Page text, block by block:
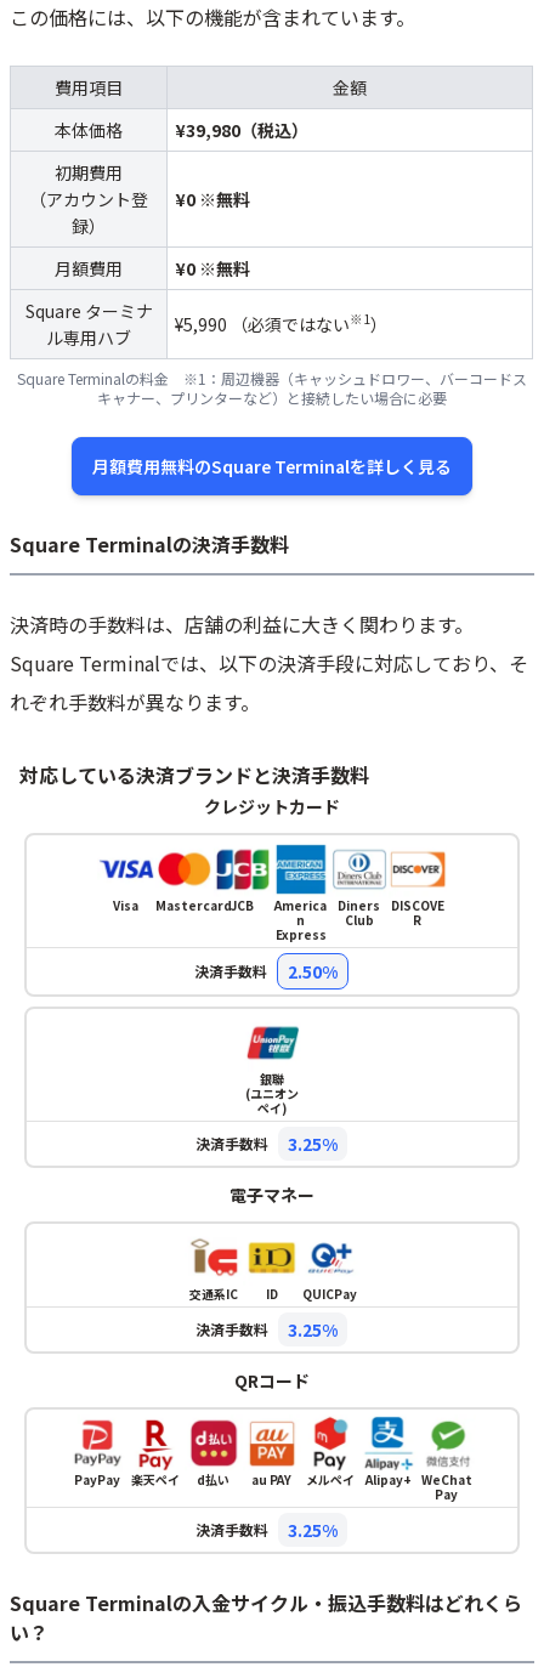
この価格には、以下の機能が含まれています。
費用項目
金額
本体価格
¥39,980（税込）
初期費用
（アカウント登
録）
¥0 ※無料
月額費用
¥0 ※無料
​Square ターミナ
ル専用ハブ
¥5,990 （必須ではない※1）
Square Terminalの料金 ※1：周辺機器（キャッシュドロワー、​バーコードス
キャナー、​プリンターなど）と​接続したい場合に必要
月額費用無料のSquare Terminalを詳しく見る
Square Terminalの決済手数料
決済時の手数料は、店舗の利益に大きく関わります。
Square Terminalでは、以下の決済手段に対応しており、そ
れぞれ手数料が異なります。
対応している決済ブランドと決済手数料
クレジットカード
Visa MastercardJCB
America
n
Express
Diners
Club
DISCOVE
R
決済手数料 2.50%
銀聯
(ユニオン
ペイ)
決済手数料 3.25%
電子マネー
交通系IC ID QUICPay
決済手数料 3.25%
QRコード
PayPay 楽天ペイ d払い au PAY メルペイ Alipay+ WeChat
Pay
決済手数料 3.25%
Square Terminalの入金サイクル・振込手数料はどれくら
い？